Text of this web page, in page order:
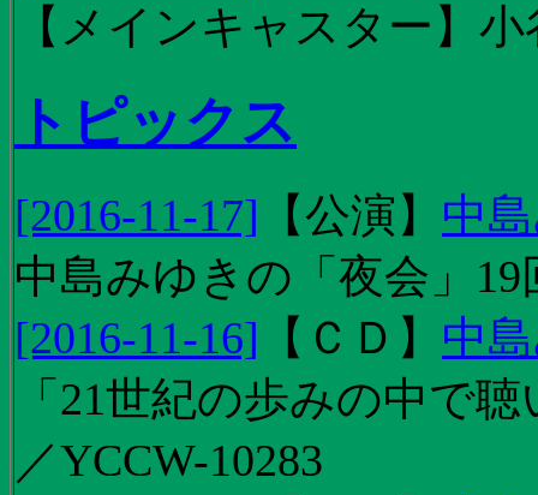
【メインキャスター】
トピックス
[2016-11-17] 【公演 】 中
中島みゆきの「夜会」
[2016-11-16] 【 ＣＤ 】 中
「21世紀の歩みの中で
／YCCW-10283